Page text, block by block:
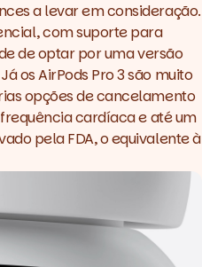
a levar em consideração.
com suporte para
de optar por uma versão
os AirPods Pro 3 são muito
opções de cancelamento
cardíaca e até um
pela FDA, o equivalente à